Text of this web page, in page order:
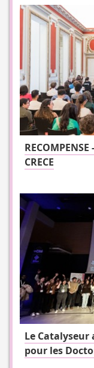
CRECE
Le Catalyseur
pour les